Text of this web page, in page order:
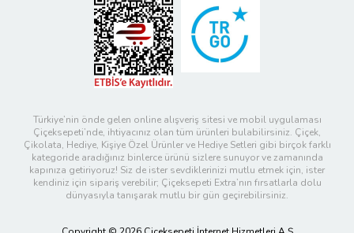
Türkiye’nin önde gelen online alışveriş sitesi ve mobil uygulaması
Çiçeksepeti’nde, ihtiyacınız olan tüm ürünleri bulabilirsiniz. Çiçek,
Çikolata, Hediye, Kişiye Özel Ürünler ve Hediye Setleri gibi birçok farklı
kategoride aradığınız binlerce ürünü sizlere sunuyor ve zamanında
kapınıza getiriyoruz! Siz de ister sevdiklerinizi mutlu etmek için, ister
kendiniz için sipariş verebilir; Çiçeksepeti Extra’nın fırsatlarla dolu
dünyasıyla tanışarak mutlu bir gün geçirebilirsiniz.